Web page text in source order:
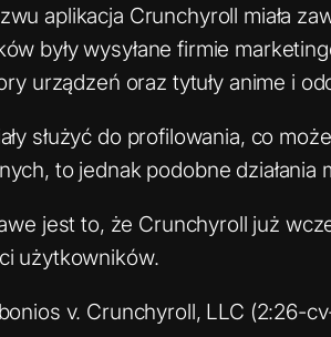
aplikacja Crunchyroll miała
były wysyłane firmie
urządzeń oraz tytuły anime i
służyć do profilowania, co
to jednak podobne działania
jest to, że Crunchyroll już
użytkowników.
v. Crunchyroll, LLC (2:26-